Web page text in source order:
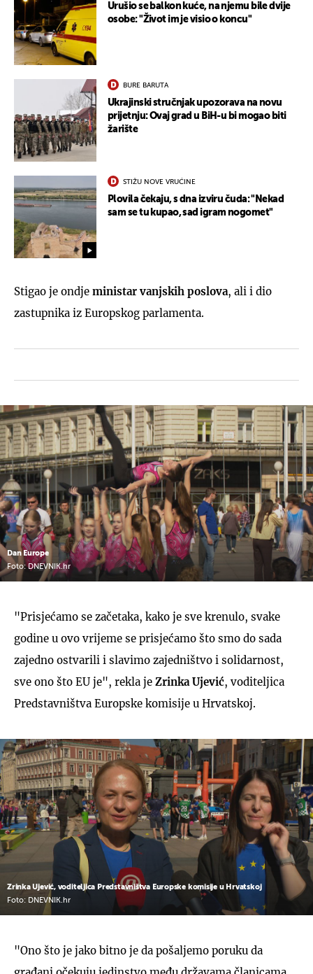
Urušio se balkon kuće, na njemu bile dvije
osobe: "Život im je visio o koncu"
BURE BARUTA
Ukrajinski stručnjak upozorava na novu
prijetnju: Ovaj grad u BiH-u bi mogao biti
žarište
STIŽU NOVE VRUĆINE
Plovila čekaju, s dna izviru čuda: "Nekad
sam se tu kupao, sad igram nogomet"
Stigao je ondje ministar vanjskih poslova, ali i dio
zastupnika iz Europskog parlamenta.
Dan Europe
Foto: DNEVNIK.hr
"Prisjećamo se začetaka, kako je sve krenulo, svake
godine u ovo vrijeme se prisjećamo što smo do sada
zajedno ostvarili i slavimo zajedništvo i solidarnost,
sve ono što EU je", rekla je Zrinka Ujević, voditeljica
Predstavništva Europske komisije u Hrvatskoj.
Zrinka Ujević, voditeljica Predstavništva Europske komisije u Hrvatskoj
Foto: DNEVNIK.hr
"Ono što je jako bitno je da pošaljemo poruku da